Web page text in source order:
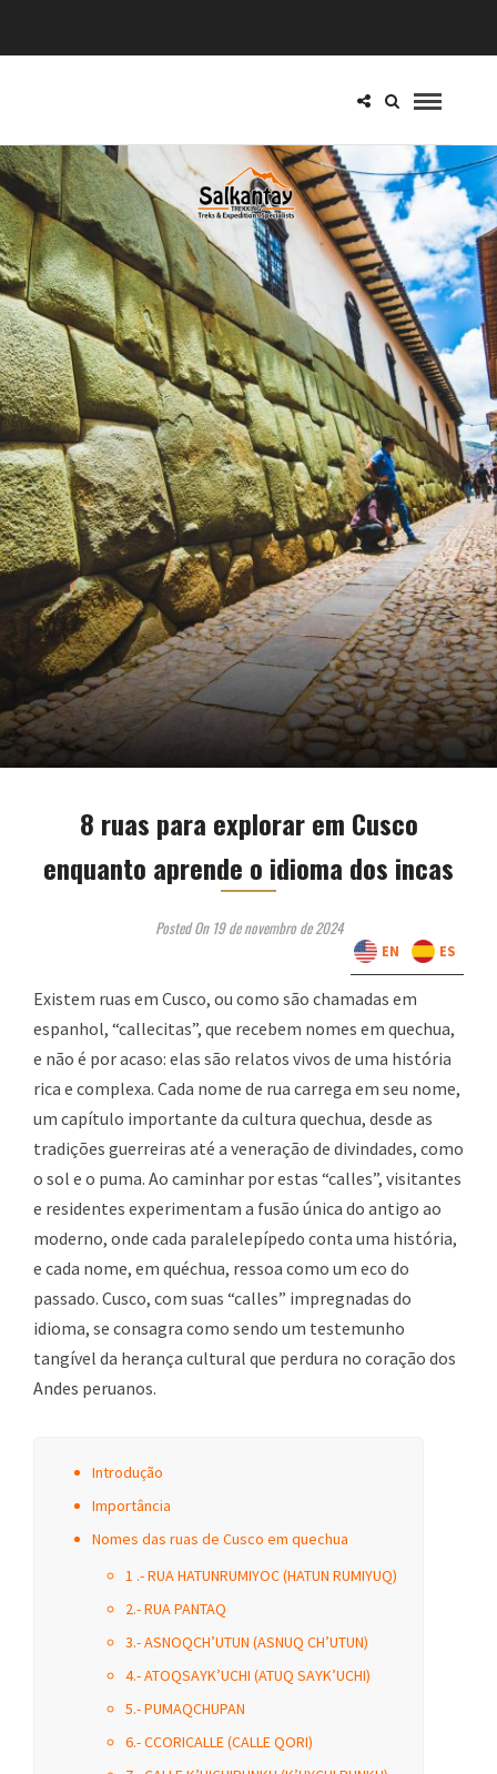
8 ruas para explorar em Cusco
enquanto aprende o idioma dos incas
Posted On 19 de novembro de 2024
Existem ruas em Cusco, ou como são chamadas em
espanhol, “callecitas”, que recebem nomes em quechua,
e não é por acaso: elas são relatos vivos de uma história
rica e complexa. Cada nome de rua carrega em seu nome,
um capítulo importante da cultura quechua, desde as
tradições guerreiras até a veneração de divindades, como
o sol e o puma. Ao caminhar por estas “calles”, visitantes
e residentes experimentam a fusão única do antigo ao
moderno, onde cada paralelepípedo conta uma história,
e cada nome, em quéchua, ressoa como um eco do
passado. Cusco, com suas “calles” impregnadas do
idioma, se consagra como sendo um testemunho
tangível da herança cultural que perdura no coração dos
Andes peruanos.
Introdução
Importância
Nomes das ruas de Cusco em quechua
1 .- RUA HATUNRUMIYOC (HATUN RUMIYUQ)
2.- RUA PANTAQ
3.- ASNOQCH’UTUN (ASNUQ CH’UTUN)
4.- ATOQSAYK’UCHI (ATUQ SAYK’UCHI)
5.- PUMAQCHUPAN
6.- CCORICALLE (CALLE QORI)
EN ES